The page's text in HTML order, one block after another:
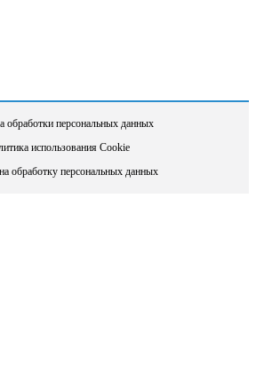
обработки персональных данных
использования Cookie
обработку персональных данных